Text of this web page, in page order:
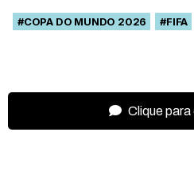
#COPA DO MUNDO 2026 #FIFA
Clique